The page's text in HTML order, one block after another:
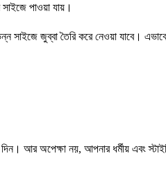
পাওয়া যায়।
সাইজে জুব্বা তৈরি করে নেওয়া যাবে।
আর অপেক্ষা নয়, আপনার ধর্মীয় এবং